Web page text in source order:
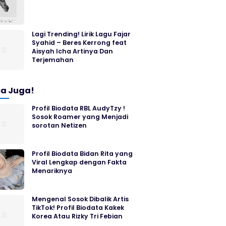
Lagi Trending! Lirik Lagu Fajar
Syahid – Beres Kerrong feat
Aisyah Icha Artinya Dan
Terjemahan
Juga!
Profil Biodata RBL AudyTzy !
Sosok Roamer yang Menjadi
sorotan Netizen
Profil Biodata Bidan Rita yang
Viral Lengkap dengan Fakta
Menariknya
Mengenal Sosok Dibalik Artis
TikTok! Profil Biodata Kakek
Korea Atau Rizky Tri Febian